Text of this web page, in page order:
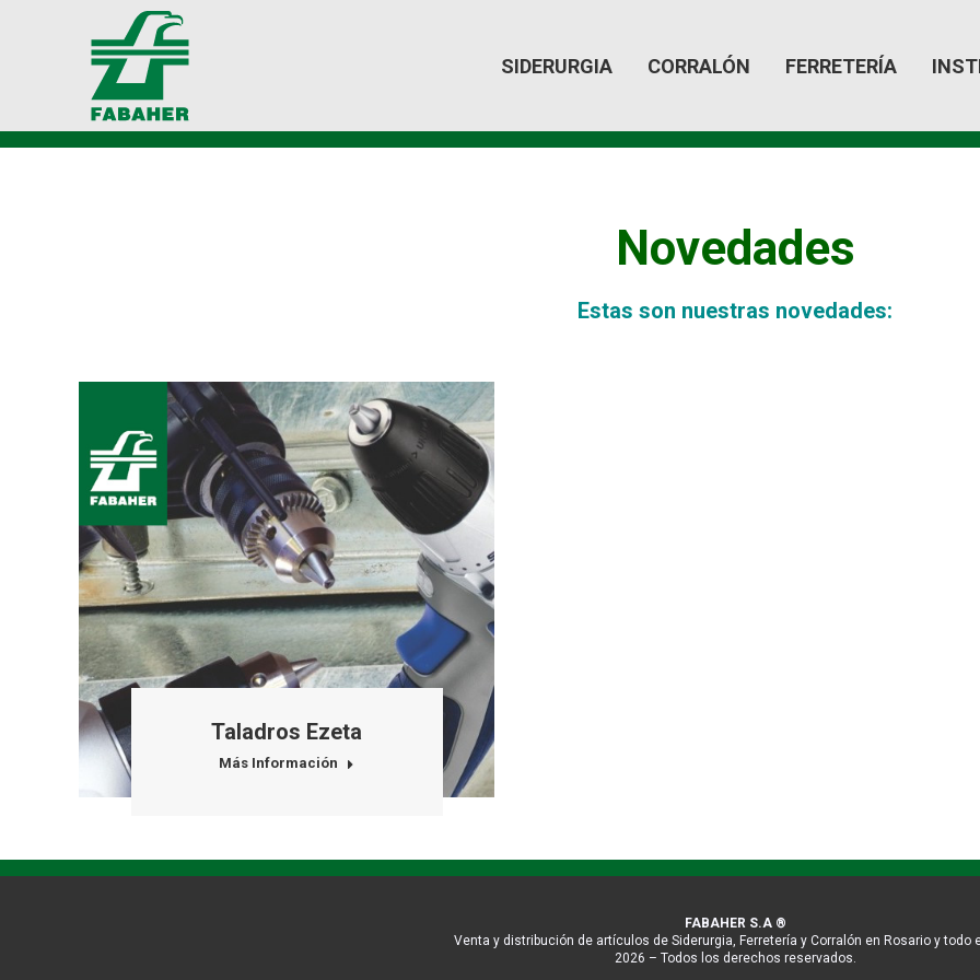
SIDERURGIA CORRALÓN FERRETERÍA
Novedades
Estas son nuestras novedades:
Taladros Ezeta
Más Información
FABAHER S.A ®
Venta y distribución de artículos de Siderurgia, Ferretería y Corralón en Rosario y todo
2026 – Todos los derechos reservados.